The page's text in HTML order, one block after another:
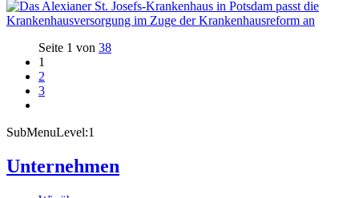
Seite 1 von 38
1
2
3
SubMenuLevel:1
Unternehmen